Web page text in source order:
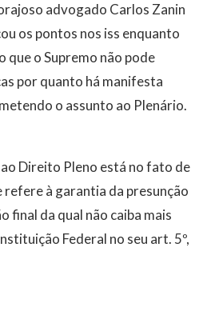
advogado Carlos Zanin
os pontos nos iss enquanto
que o Supremo não pode
por quanto há manifesta
o assunto ao Plenário.
Direito Pleno está no fato de
refere à garantia da presunção
final da qual não caiba mais
Federal no seu art. 5º,